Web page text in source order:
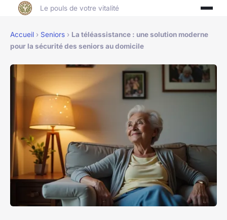
Le pouls de votre vitalité
Accueil › Seniors › La téléassistance : une solution moderne
pour la sécurité des seniors au domicile